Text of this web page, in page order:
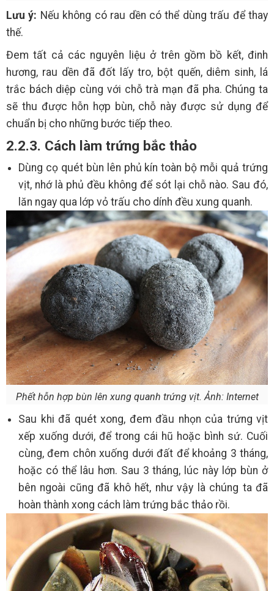
Lưu ý: Nếu không có rau dền có thể dùng trấu để thay
thế.
Đem tất cả các nguyên liệu ở trên gồm bồ kết, đinh
hương, rau dền đã đốt lấy tro, bột quến, diêm sinh, lá
trắc bách diệp cùng với chỗ trà mạn đã pha. Chúng ta
sẽ thu được hỗn hợp bùn, chỗ này được sử dụng để
chuẩn bị cho những bước tiếp theo.
2.2.3. Cách làm trứng bắc thảo
Dùng cọ quét bùn lên phủ kín toàn bộ mỗi quả trứng
vịt, nhớ là phủ đều không để sót lại chỗ nào. Sau đó,
lăn ngay qua lớp vỏ trấu cho dính đều xung quanh.
Phết hỗn hợp bùn lên xung quanh trứng vịt. Ảnh: Internet
Sau khi đã quét xong, đem đầu nhọn của trứng vịt
xếp xuống dưới, để trong cái hũ hoặc bình sứ. Cuối
cùng, đem chôn xuống dưới đất để khoảng 3 tháng,
hoặc có thể lâu hơn. Sau 3 tháng, lúc này lớp bùn ở
bên ngoài cũng đã khô hết, như vậy là chúng ta đã
hoàn thành xong cách làm trứng bắc thảo rồi.